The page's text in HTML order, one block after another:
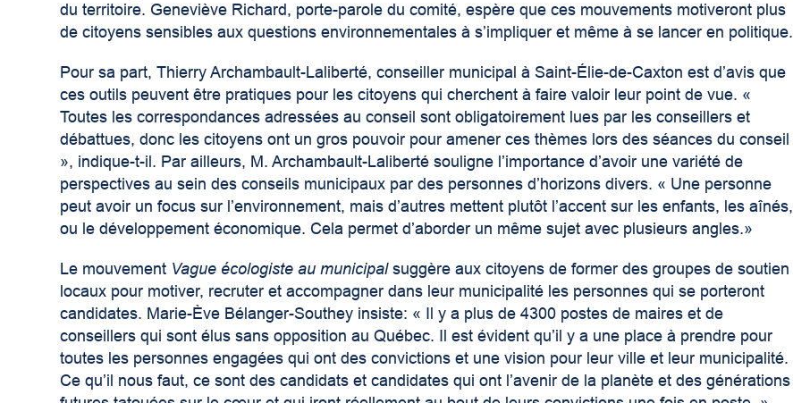
du territoire. Geneviève Richard, porte-parole du comité, espère que ces mouvements motiveront plus
de citoyens sensibles aux questions environnementales à s’impliquer et même à se lancer en politique.
Pour sa part, Thierry Archambault-Laliberté, conseiller municipal à Saint-Élie-de-Caxton est d’avis que
ces outils peuvent être pratiques pour les citoyens qui cherchent à faire valoir leur point de vue. «
Toutes les correspondances adressées au conseil sont obligatoirement lues par les conseillers et
débattues, donc les citoyens ont un gros pouvoir pour amener ces thèmes lors des séances du conseil
», indique-t-il. Par ailleurs, M. Archambault-Laliberté souligne l’importance d’avoir une variété de
perspectives au sein des conseils municipaux par des personnes d’horizons divers. « Une personne
peut avoir un focus sur l’environnement, mais d’autres mettent plutôt l’accent sur les enfants, les aînés,
ou le développement économique. Cela permet d’aborder un même sujet avec plusieurs angles.»
Le mouvement Vague écologiste au municipalsuggère aux citoyens de former des groupes de soutien
locaux pour motiver, recruter et accompagner dans leur municipalité les personnes qui se porteront
candidates. Marie-Ève Bélanger-Southey insiste: « Il y a plus de 4300 postes de maires et de
conseillers qui sont élus sans opposition au Québec. Il est évident qu’il y a une place à prendre pour
toutes les personnes engagées qui ont des convictions et une vision pour leur ville et leur municipalité.
Ce qu’il nous faut, ce sont des candidats et candidates qui ont l’avenir de la planète et des générations